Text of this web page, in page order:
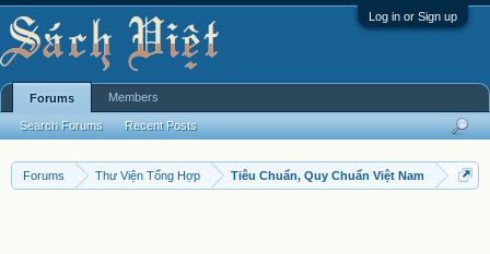
Log in or Sign up
Forums Thư Viện Tổng Hợp Tiêu Chuẩn, Quy Chuẩn Việt Nam
Forums
Search Forums Recent Posts
Members